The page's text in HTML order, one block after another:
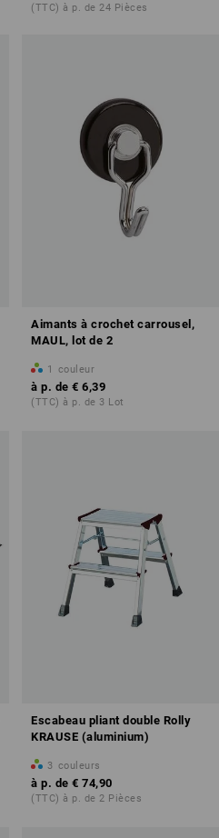
(TTC) à p. de 24 Pièces
Aimants à crochet carrousel,
MAUL, lot de 2
1 couleur
à p. de € 6,39
(TTC) à p. de 3 Lot
Escabeau pliant double Rolly
KRAUSE (aluminium)
3 couleurs
à p. de € 74,90
(TTC) à p. de 2 Pièces